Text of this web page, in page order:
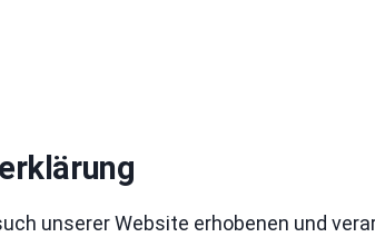
unserer Website erhobenen und